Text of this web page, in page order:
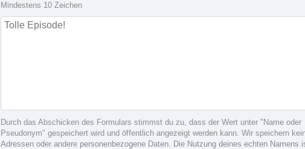
Mindestens 10 Zeichen
Durch das Abschicken des Formulars stimmst du zu, dass der Wert unter "Name oder
Pseudonym" gespeichert wird und öffentlich angezeigt werden kann. Wir speichern
Adressen oder andere personenbezogene Daten. Die Nutzung deines echten Namens